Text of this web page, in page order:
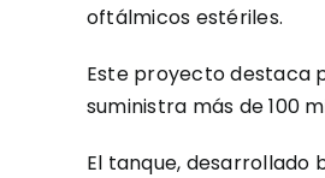
oftálmicos estériles.
Este proyecto destaca
suministra más de 100
El tanque, desarrollado